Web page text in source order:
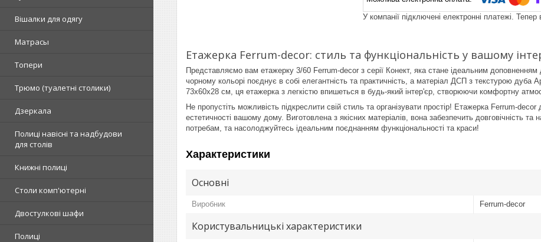
Вішалки для одягу
Матрасы
Топери
Tрюмо (туалетні столики)
Дзеркала
Полиці навісні та надбудови
для столів
Книжні полиці
Столи комп'ютерні
Двостулкові шафи
Полиці
У компанії підключені електронні платежі.
Етажерка Ferrum-decor: стиль та функціональність у вашому
Представляємо вам етажерку 3/60 Ferrum-decor з серії Конект, яка стане ідеальним
чорному кольорі поєднує в собі елегантність та практичність, а матеріал ДСП з текстурою дуба
73x60x28 см, ця етажерка з легкістю впишеться в будь-який інтер'єр, створюючи комфортну
Не пропустіть можливість підкреслити свій стиль та організувати простір! Етажерка Ferrum-
естетичності вашому дому. Виготовлена з якісних матеріалів, вона забезпечить довговічність
потребам, та насолоджуйтесь ідеальним поєднанням функціональності та краси!
Характеристики
Основні
Виробник Ferrum-decor
Користувальницькі характеристики